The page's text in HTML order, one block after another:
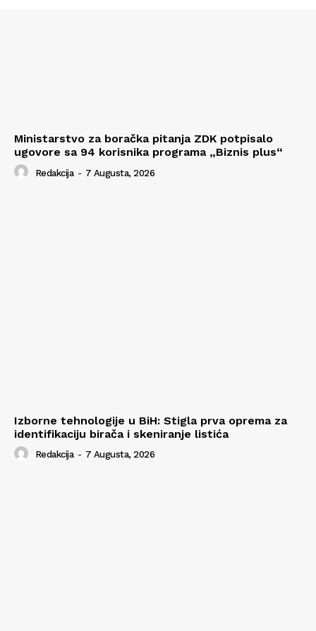
Ministarstvo za boračka pitanja ZDK potpisalo
ugovore sa 94 korisnika programa „Biznis plus“
Redakcija - 7 Augusta, 2026
Izborne tehnologije u BiH: Stigla prva oprema za
identifikaciju birača i skeniranje listića
Redakcija - 7 Augusta, 2026